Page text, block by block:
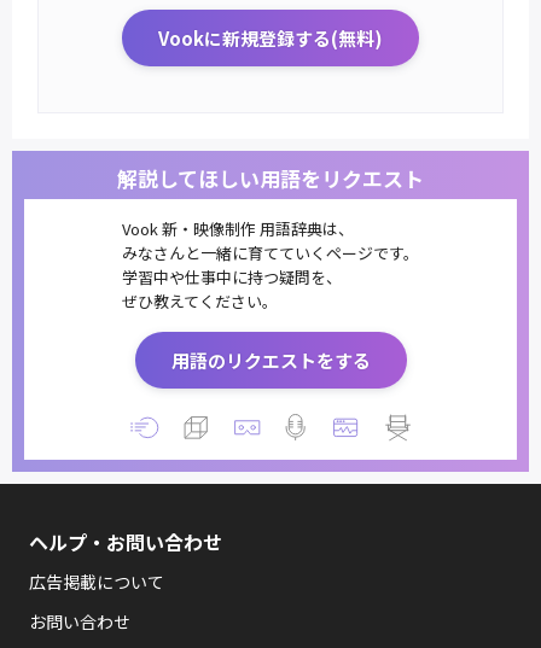
Vookに新規登録する(無料)
解説してほしい用語をリクエスト
Vook 新・映像制作 用語辞典は、
みなさんと一緒に育てていくページです。
学習中や仕事中に持つ疑問を、
ぜひ教えてください。
用語のリクエストをする
ヘルプ・お問い合わせ
広告掲載について
お問い合わせ